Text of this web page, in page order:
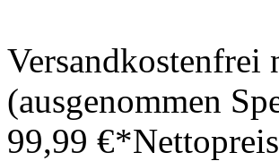
Versandkostenfrei
(ausgenommen
99,99 €*